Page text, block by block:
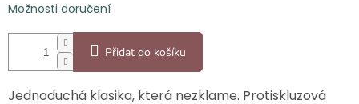
Možnosti doručení
Přidat do košíku
Jednoduchá klasika, která nezklame. Protiskluzová